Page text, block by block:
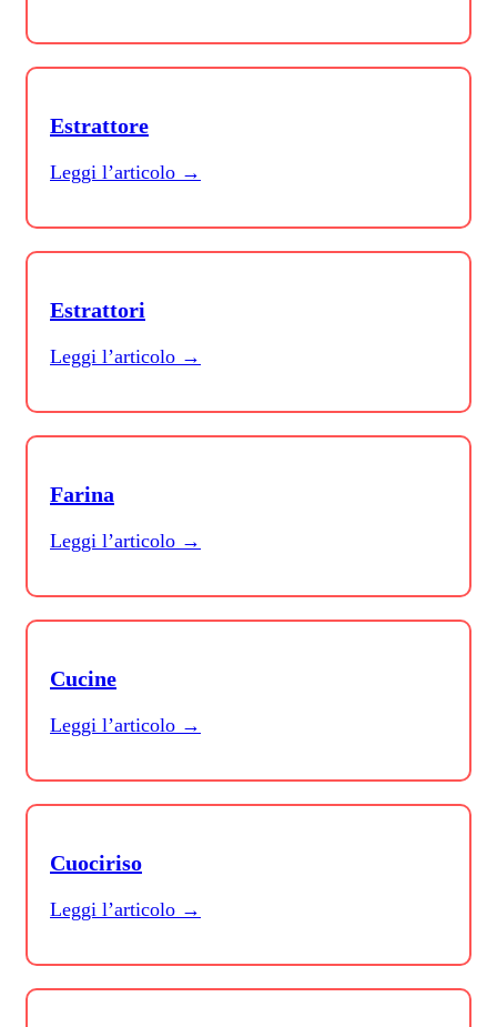
Estrattore
Leggi l’articolo →
Estrattori
Leggi l’articolo →
Farina
Leggi l’articolo →
Cucine
Leggi l’articolo →
Cuociriso
Leggi l’articolo →